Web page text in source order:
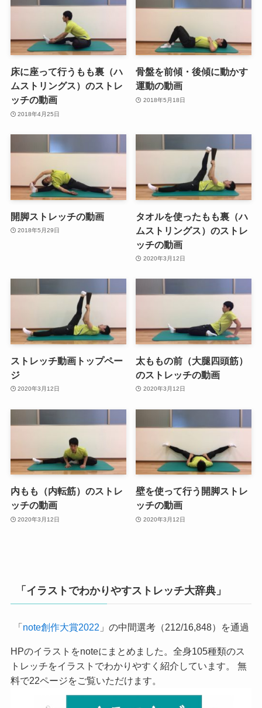
床に座って行うもも裏（ハ
ムストリングス）のストレ
ッチの動画
2018年4月25日
骨盤を前傾・後傾に動かす
運動の動画
2018年5月18日
開脚ストレッチの動画
2018年5月29日
タオルを使ったもも裏（ハ
ムストリングス）のストレ
ッチの動画
2020年3月12日
ストレッチ動画トップペー
ジ
2020年3月12日
太ももの前（大腿四頭筋）
のストレッチの動画
2020年3月12日
内もも（内転筋）のストレ
ッチの動画
2020年3月12日
壁を使って行う開脚ストレ
ッチの動画
2020年3月12日
「イラストでわかりやすストレッチ大辞典」
「note創作大賞2022 」の中間選考（212/16,848）を通過
HPのイラストをnoteにまとめました。全身105種類のス
トレッチをイラストでわかりやすく紹介しています。 無
料で22ページをご覧いただけます。